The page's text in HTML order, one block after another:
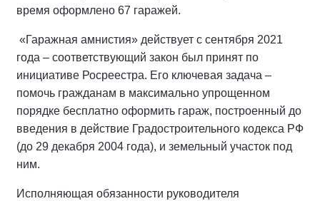
время оформлено 67 гаражей.
«Гаражная амнистия» действует с сентября 2021
года – соответствующий закон был принят по
инициативе Росреестра. Его ключевая задача –
помочь гражданам в максимально упрощенном
порядке бесплатно оформить гараж, построенный до
введения в действие Градостроительного кодекса РФ
(до 29 декабря 2004 года), и земельный участок под
ним.
Исполняющая обязанности руководителя